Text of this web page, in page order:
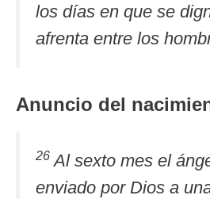
los días en que se
afrenta entre los
Anuncio del
26 Al sexto mes el
enviado por Dios a